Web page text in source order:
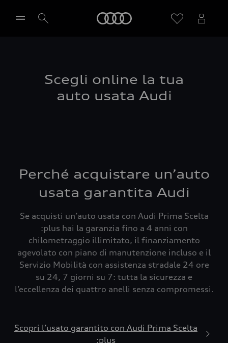
Scegli online la tua
auto usata Audi
Perché acquistare un’auto
usata garantita Audi
Se acquisti un’auto usata con Audi Prima Scelta
:plus hai la garanzia fino a 4 anni con
chilometraggio illimitato, il finanziamento
agevolato con piano di manutenzione incluso e il
Servizio Mobilità con assistenza stradale 24 ore
su 24, 7 giorni su 7: tutta la sicurezza e
l’eccellenza dei quattro anelli senza compromessi.
Scopri l’usato garantito con Audi Prima Scelta
:plus